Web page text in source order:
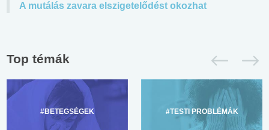
A mutálás zavara elszigetelődést okozhat
Top témák
#BETEGSÉGEK #TESTI PROBLÉMÁK